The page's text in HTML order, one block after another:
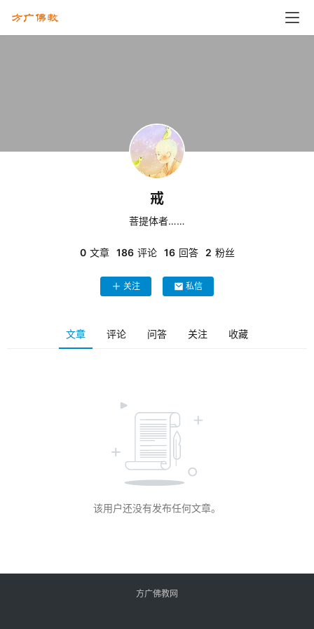
戒
菩提体者……
0 文章 186 评论 16 回答 2 粉丝
关注 私信
文章 评论 问答 关注 收藏
该用户还没有发布任何文章。
方广佛教网